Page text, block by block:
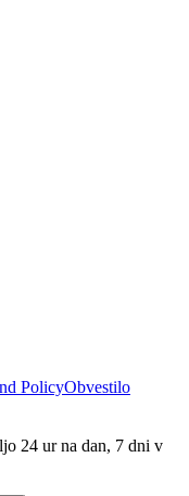
PolicyObvestilo
24 ur na dan, 7 dni v